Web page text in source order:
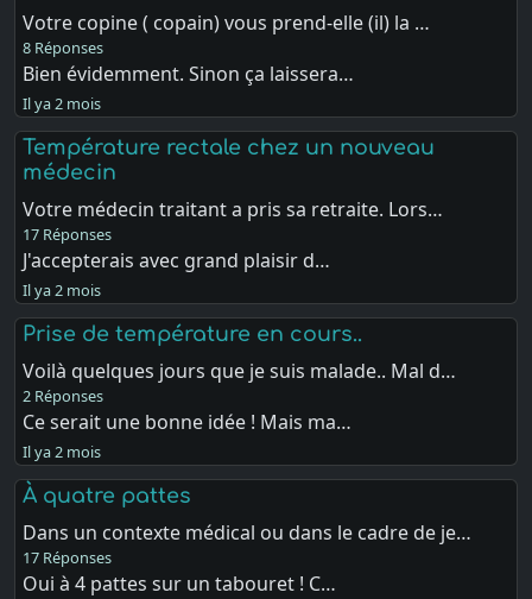
Votre copine ( copain) vous prend-elle (il) la …
8 Réponses
Bien évidemment. Sinon ça laissera…
Il ya 2 mois
Température rectale chez un nouveau
médecin
Votre médecin traitant a pris sa retraite. Lors…
17 Réponses
J'accepterais avec grand plaisir d…
Il ya 2 mois
Prise de température en cours..
Voilà quelques jours que je suis malade.. Mal d…
2 Réponses
Ce serait une bonne idée ! Mais ma…
Il ya 2 mois
À quatre pattes
Dans un contexte médical ou dans le cadre de je…
17 Réponses
Oui à 4 pattes sur un tabouret ! C…